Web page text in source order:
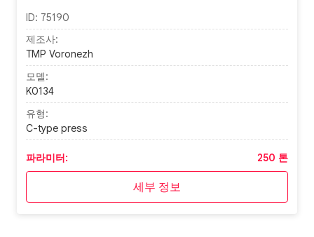
ID: 75190
제조사:
TMP Voronezh
모델:
K0134
유형:
C-type press
파라미터: 250 톤
세부 정보